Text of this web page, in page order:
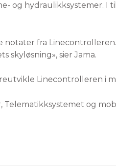
og hydraulikksystemer.
notater fra
skyløsning», sier Jama.
Linecontrolleren i
Telematikksystemet og